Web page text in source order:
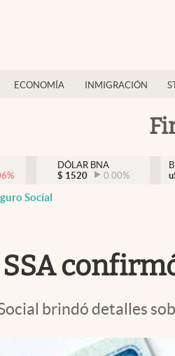
ECONOMÍA INMIGRACIÓN
%
DÓLAR BNA
$ 1520 0.00%
Social
brindó detalles